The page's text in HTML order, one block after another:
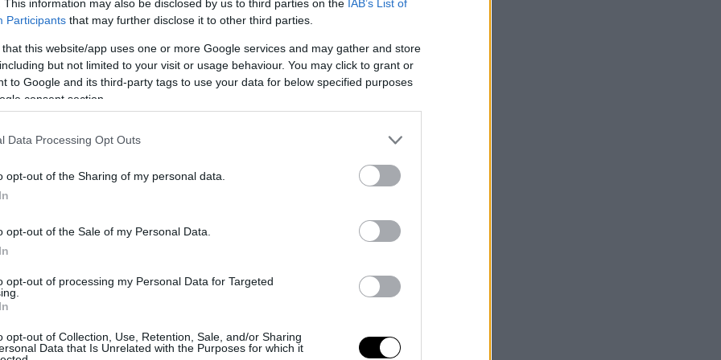
This information may also be disclosed by us to third parties on the IAB’s List of
Participants that may further disclose it to other third parties.
that this website/app uses one or more Google services and may gather and store
but not limited to your visit or usage behaviour. You may click to grant or
to Google and its third-party tags to use your data for below specified purposes
consent section.
Data Processing Opt Outs
opt-out of the Sharing of my personal data.
opt-out of the Sale of my Personal Data.
opt-out of processing my Personal Data for Targeted
opt-out of Collection, Use, Retention, Sale, and/or Sharing
Data that Is Unrelated with the Purposes for which it
κάτω, αλλά από πάνω είναι ακόμη
ρευστό σαν κρέμα, γυρίζουμε και
από την άλλη πλευρά να ψηθεί
καλά το αυγό.